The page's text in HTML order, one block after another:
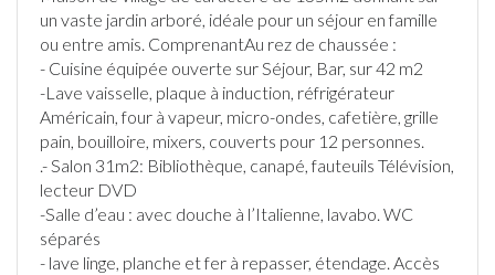
un vaste jardin arboré, idéale pour un séjour en famille
ou entre amis. ComprenantAu rez de chaussée :
- Cuisine équipée ouverte sur Séjour, Bar, sur 42 m2
-Lave vaisselle, plaque à induction, réfrigérateur
Américain, four à vapeur, micro-ondes, cafetière, grille
pain, bouilloire, mixers, couverts pour 12 personnes.
.- Salon 31m2: Bibliothèque, canapé, fauteuils Télévision,
lecteur DVD
-Salle d’eau : avec douche à l’Italienne, lavabo. WC
séparés
- lave linge, planche et fer à repasser, étendage. Accès